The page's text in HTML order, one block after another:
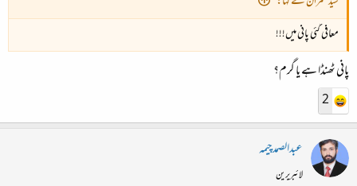
معافی گئی پانی میں!!!
پانی ٹھنڈا ہے یا گرم؟
2
عبدالصمدچیمہ
لائبریرین